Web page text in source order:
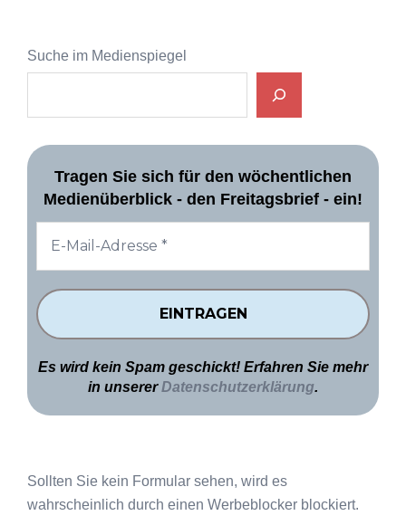
Suche im Medienspiegel
Tragen Sie sich für den wöchentlichen
Medienüberblick - den Freitagsbrief - ein!
Es wird kein Spam geschickt! Erfahren Sie mehr
in unsererDatenschutzerklärung.
Sollten Sie kein Formular sehen, wird es
wahrscheinlich durch einen Werbeblocker blockiert.